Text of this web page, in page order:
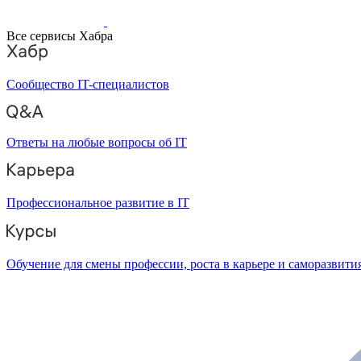
Все сервисы Хабра
Сообщество IT-специалистов
Ответы на любые вопросы об IT
Профессиональное развитие в IT
Обучение для смены профессии, роста в карьере и